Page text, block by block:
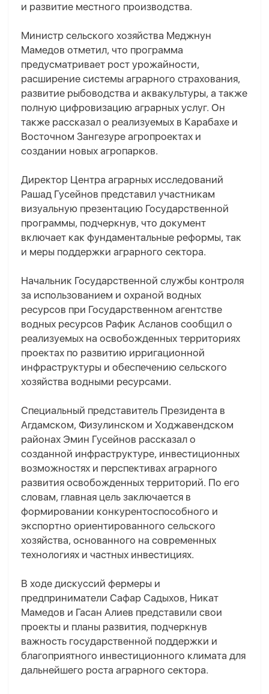
и развитие местного производства.
Министр сельского хозяйства Меджнун
Мамедов отметил, что программа
предусматривает рост урожайности,
расширение системы аграрного страхования,
развитие рыбоводства и аквакультуры, а также
полную цифровизацию аграрных услуг. Он
также рассказал о реализуемых в Карабахе и
Восточном Зангезуре агропроектах и
создании новых агропарков.
Директор Центра аграрных исследований
Рашад Гусейнов представил участникам
визуальную презентацию Государственной
программы, подчеркнув, что документ
включает как фундаментальные реформы, так
и меры поддержки аграрного сектора.
Начальник Государственной службы контроля
за использованием и охраной водных
ресурсов при Государственном агентстве
водных ресурсов Рафик Асланов сообщил о
реализуемых на освобожденных территориях
проектах по развитию ирригационной
инфраструктуры и обеспечению сельского
хозяйства водными ресурсами.
Специальный представитель Президента в
Агдамском, Физулинском и Ходжавендском
районах Эмин Гусейнов рассказал о
созданной инфраструктуре, инвестиционных
возможностях и перспективах аграрного
развития освобожденных территорий. По его
словам, главная цель заключается в
формировании конкурентоспособного и
экспортно ориентированного сельского
хозяйства, основанного на современных
технологиях и частных инвестициях.
В ходе дискуссий фермеры и
предприниматели Сафар Садыхов, Никат
Мамедов и Гасан Алиев представили свои
проекты и планы развития, подчеркнув
важность государственной поддержки и
благоприятного инвестиционного климата для
дальнейшего роста аграрного сектора.